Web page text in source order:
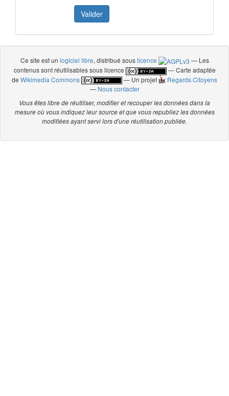
Ce site est un logiciel libre, distribué souslicence
— Les
contenus sont réutilisables sous licence
— Carte adaptée
deWikimedia Commons — Un projet
Regards Citoyens
— Nous contacter
Vous êtes libre de réutiliser, modifier et recouper les données dans la
mesure où vous indiquez leur source et que vous republiez les données
modifiées ayant servi lors d'une réutilisation publiée.